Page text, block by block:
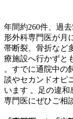
年間約260件、過
形外科専門医が月
帯断裂、骨折など
療施設へ行かずと
。すでに通院中の
談やセカンドオピ
います 。足の違
専門医にぜひご相